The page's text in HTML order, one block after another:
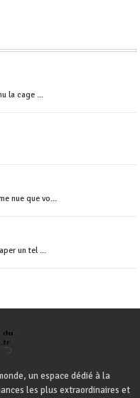
la cage ...
nue que vo...
un tel ...
un espace dédié à la
les plus extraordinaires et